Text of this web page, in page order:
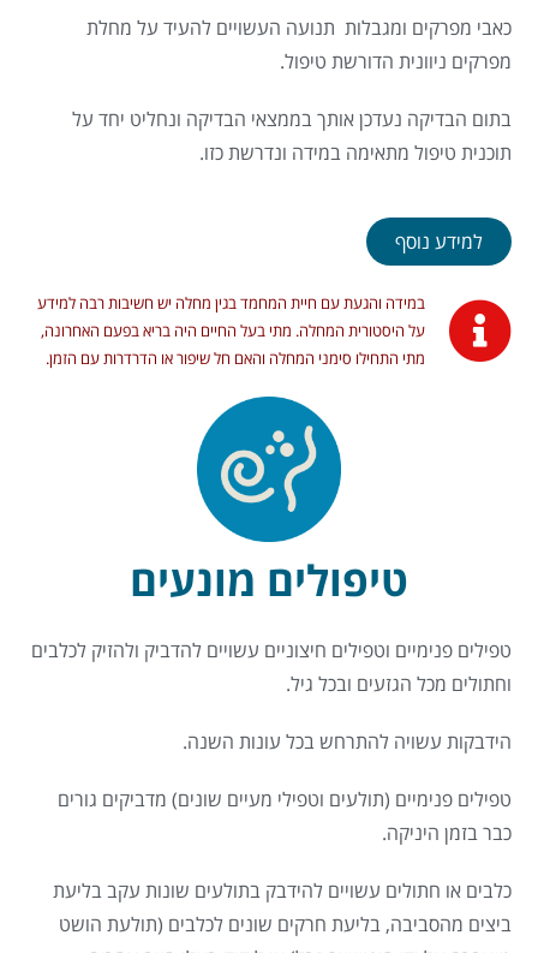
כאבי מפרקים ומגבלות תנועה העשויים להעיד על מחלת
מפרקים ניוונית הדורשת טיפול.
בתום הבדיקה נעדכן אותך בממצאי הבדיקה ונחליט יחד על
תוכנית טיפול מתאימה במידה ונדרשת כזו.
למידע נוסף
במידה והגעת עם חיית המחמד בגין מחלה יש חשיבות רבה למידע
על היסטורית המחלה. מתי בעל החיים היה בריא בפעם האחרונה,
מתי התחילו סימני המחלה והאם חל שיפור או הדרדרות עם הזמן.
טיפולים מונעים
טפילים פנימיים וטפילים חיצוניים עשויים להדביק ולהזיק לכלבים
וחתולים מכל הגזעים ובכל גיל.
הידבקות עשויה להתרחש בכל עונות השנה.
טפילים פנימיים (תולעים וטפילי מעיים שונים) מדביקים גורים
כבר בזמן היניקה.
כלבים או חתולים עשויים להידבק בתולעים שונות עקב בליעת
ביצים מהסביבה, בליעת חרקים שונים לכלבים (תולעת הושט